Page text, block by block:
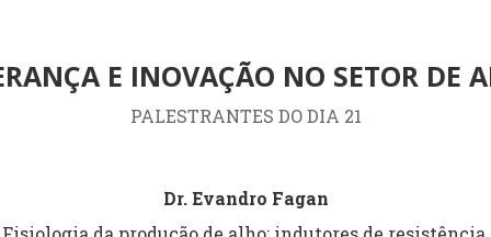
E INOVAÇÃO NO SETOR DE
PALESTRANTES DO DIA 21
Dr. Evandro Fagan